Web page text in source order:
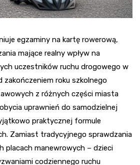
egzaminy na kartę rowerową,
mające realny wpływ na
uczestników ruchu drogowego w
zakończeniem roku szkolnego
z różnych części miasta
uprawnień do samodzielnej
praktycznej formule
Zamiast tradycyjnego sprawdzania
placach manewrowych – dzieci
codziennego ruchu